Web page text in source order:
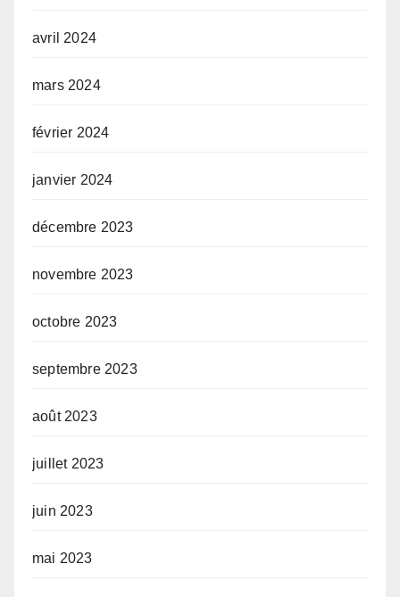
avril 2024
mars 2024
février 2024
janvier 2024
décembre 2023
novembre 2023
octobre 2023
septembre 2023
août 2023
juillet 2023
juin 2023
mai 2023